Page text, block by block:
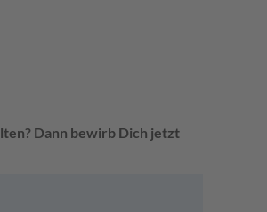
Dann bewirb Dich jetzt